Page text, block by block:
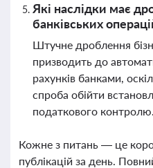
Які наслідки має
банківських
Штучне дроблення
призводить до
рахунків банками,
спроба обійти
податкового контролю.
Кожне з питань — це
публікацій за день.